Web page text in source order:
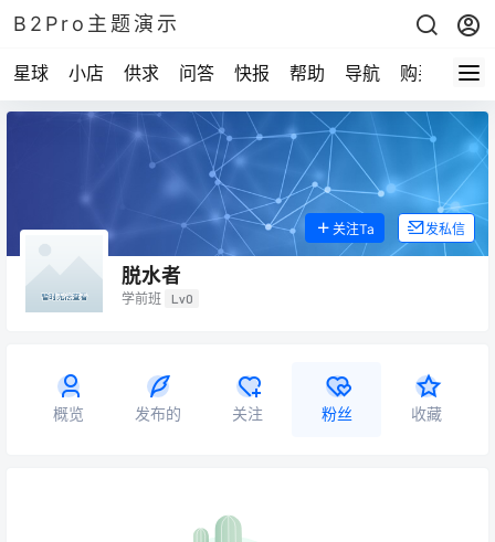
B2Pro主题演示
星球 小店 供求 问答 快报 帮助 导航 购买
脱水者
学前班 Lv0
关注Ta 发私信
概览 发布的 关注 粉丝 收藏